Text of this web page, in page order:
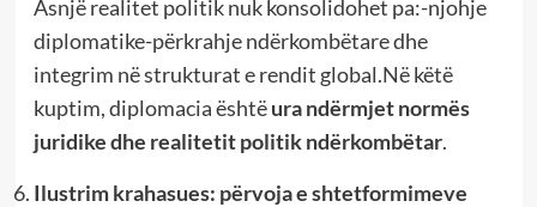
Asnjë realitet politik nuk konsolidohet pa:-njohje
diplomatike-përkrahje ndërkombëtare dhe
integrim në strukturat e rendit global.Në këtë
kuptim, diplomacia ështëura ndërmjet normës
juridike dhe realitetit politik ndërkombëtar.
Ilustrim krahasues: përvoja e shtetformimeve